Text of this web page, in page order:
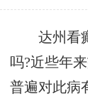
达州看癫
吗?近些年
普遍对此病